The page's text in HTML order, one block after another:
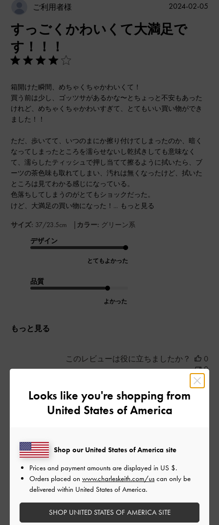
ご利用者様
すっごくかわいくて大満足で
す！！！
箱開けた瞬間、めちゃくちゃかわいくて！
買う前は少し、ゴッツサがあるかな〜とちょっと不安もあった
けれど、めちゃくちゃかわいすぎて、とてもいい買い物ができ
ました！！
ただ、歩いてて、いつのまにか擦り付けてしまったのか、暗く
なってしまったところを濡らせないし乾拭きしても意味なく
て、濡らしたティッシュで押し当てて擦るように拭いたら、ブ
ーツの茶色味も取れてしまい、汚れは無くなったけど、拭いた
ところは見てわかる感じになっている。
色落ちしてしまうのがとてもショックだった。
けど、大満足の買い物になった！... もっと見る
サイズ: 37/23.5cm | カラー: グリーン系
デザイン
とてもよかった
品質
よかった
もっと見る
公
2024-02-05
このレビューは役に立ちましたか？
0
0
ご利用者様
見た時に買いたいと思うブーツです(((o(*ﾟ▽ﾟ*)o)))一目惚れでサ
イズが売れ切れでなかったんですけどこまめに見てたらサイズ
があったのですぐに買いました。
すごく履きやすいです買えて良かった(*^_^*)
サイズ: 37/23.5cm |カラー: グリーン系
2024-02-03
Looks like you're shopping from
United States of America
Shop our United States of America site
Prices and payment amounts are displayed in US $.
Orders placed on www.charleskeith.com/us can only be
delivered within United States of America.
SHOP UNITED STATES OF AMERICA SITE